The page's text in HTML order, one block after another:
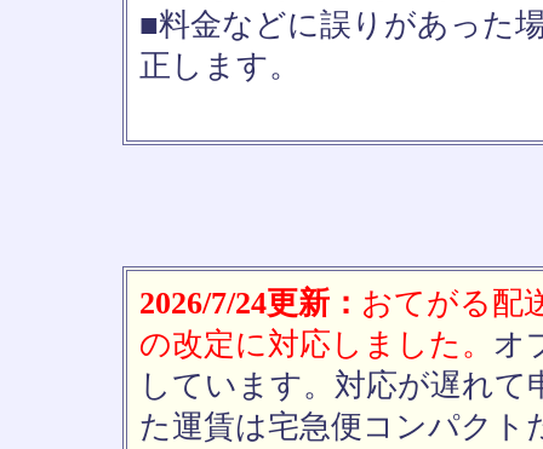
■料金などに誤りがあった
正します。
2026/7/24更新： おてがる配
の改定に対応しました。 オ
しています。対応が遅れ
た運賃は宅急便コンパクト